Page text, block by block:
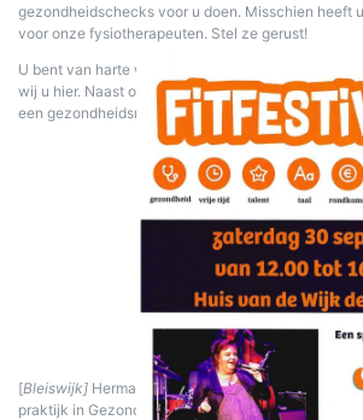
gezondheidschecks voor u doen. Misschien heeft
voor onze fysiotherapeuten. Stel ze gerust!
U bent van harte welkom tussen 12.00 uur en 16:00
wij u hier. Naast onze gezondheidschecks is er
een gezondheidsmarkt.
[Bleiswijk] Hermanns Podotherapie zal vanaf 7
praktijk in Gezondheidscentrum De Tuinen komen